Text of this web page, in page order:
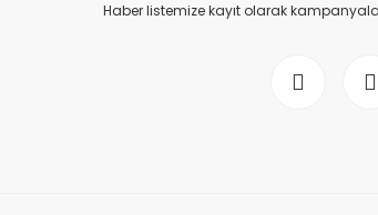
Haber listemize kayıt olarak